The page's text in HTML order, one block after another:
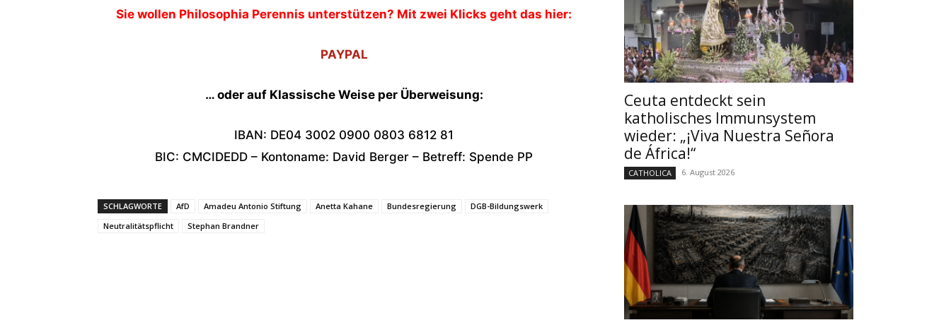
Sie wollen Philosophia Perennis unterstützen? Mit zwei Klicks geht das hier:
PAYPAL
… oder auf Klassische Weise per Überweisung:
IBAN: DE04 3002 0900 0803 6812 81
BIC: CMCIDEDD – Kontoname: David Berger – Betreff: Spende PP
SCHLAGWORTE AfD Amadeu Antonio Stiftung Anetta Kahane Bundesregierung
DGB-Bildungswerk
Neutralitätspflicht
Stephan Brandner
Ceuta entdeckt sein
katholisches Immunsystem
wieder: „¡Viva Nuestra Señora
de África!“
CATHOLICA 6. August 2026